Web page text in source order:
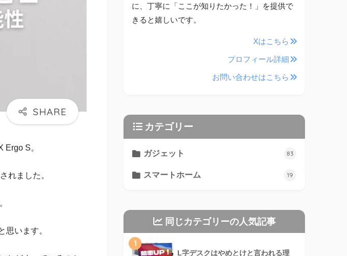
Ergo S。
れました。
思います。
に、丁寧に「ここが知りたかった！」を提供で
きると嬉しいです。
Xはこちら
プロフィール詳細
お問い合わせはこちら
カテゴリー
ガジェット 83
スマートホーム 19
同じカテゴリーの人気記事
1
L字デスクはやめとけと言われる理